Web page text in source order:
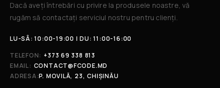
Dacă aveți întrebări cu privire la produsele noastre, vă
rugăm să contactați serviciul nostru pentru clienți.​
LU-SÂ: 10:00-19:00 | DU: 11:00-16:00
TELEFON: +373 69 338 813
EMAIL: CONTACT@FCODE.MD
ADRESA:P. MOVILĂ, 23, CHIȘINĂU